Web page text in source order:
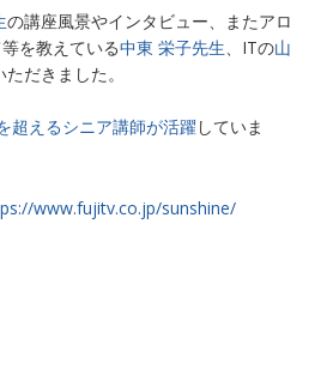
の講座風景やインタビュー、またアロ
を教えている中東 栄子先生、ITの山
だきました。
超えるシニア講師が活躍していま
www.fujitv.co.jp/sunshine/